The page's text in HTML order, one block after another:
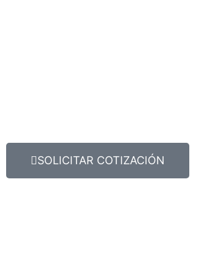
SOLICITAR COTIZACIÓN